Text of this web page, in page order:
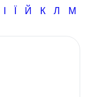
І Ї Й К Л М